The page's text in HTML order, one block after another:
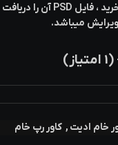
این طرح با فتوشاپ طراحی شده است و پس از خرید ، فایل PSD آن را دریافت
میباشد.
خام ادیت , کاور رپ خام